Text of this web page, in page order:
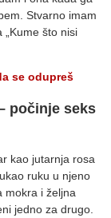
Stvarno imam
što nisi
se odupreš
počinje seks
kao jutarnja rosa
ruku u njeno
mokra i željna
jedno za drugo.